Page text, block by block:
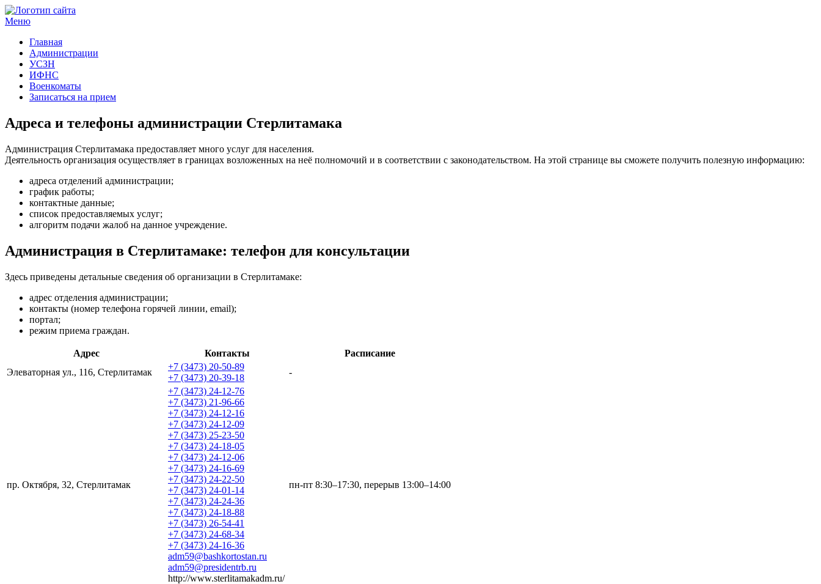
Меню
Главная
Администрации
УСЗН
ИФНС
Военкоматы
Записаться на прием
Адреса и телефоны администрации Стерлитамака
Администрация Стерлитамака предоставляет много услуг для населения.
Деятельность организация осуществляет в границах возложенных на неё полномочий и в соответствии с законодательством. На этой странице вы сможете получить полезную информацию:
адреса отделений администрации;
график работы;
контактные данные;
список предоставляемых услуг;
алгоритм подачи жалоб на данное учреждение.
Администрация в Стерлитамаке: телефон для консультации
Здесь приведены детальные сведения об организации в Стерлитамаке:
адрес отделения администрации;
контакты (номер телефона горячей линии, email);
портал;
режим приема граждан.
Адрес Контакты
Расписание
Элеваторная ул., 116, Стерлитамак
+7 (3473) 20-50-89
+7 (3473) 20-39-18
-
пр. Октября, 32, Стерлитамак
+7 (3473) 24-12-76
+7 (3473) 21-96-66
+7 (3473) 24-12-16
+7 (3473) 24-12-09
+7 (3473) 25-23-50
+7 (3473) 24-18-05
+7 (3473) 24-12-06
+7 (3473) 24-16-69
+7 (3473) 24-22-50
+7 (3473) 24-01-14
+7 (3473) 24-24-36
+7 (3473) 24-18-88
+7 (3473) 26-54-41
+7 (3473) 24-68-34
+7 (3473) 24-16-36
adm59@bashkortostan.ru
adm59@presidentrb.ru
http://www.sterlitamakadm.ru/
пн-пт 8:30–17:30, перерыв 13:00–14:00